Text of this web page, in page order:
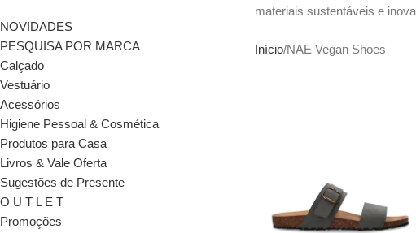
NOVIDADES
PESQUISA POR MARCA
Calçado
Vestuário
Acessórios
Higiene Pessoal & Cosmética
Produtos para Casa
Livros & Vale Oferta
Sugestões de Presente
O U T L E T
Promoções
materiais sustentáveis e
Início NAE Vegan Shoes